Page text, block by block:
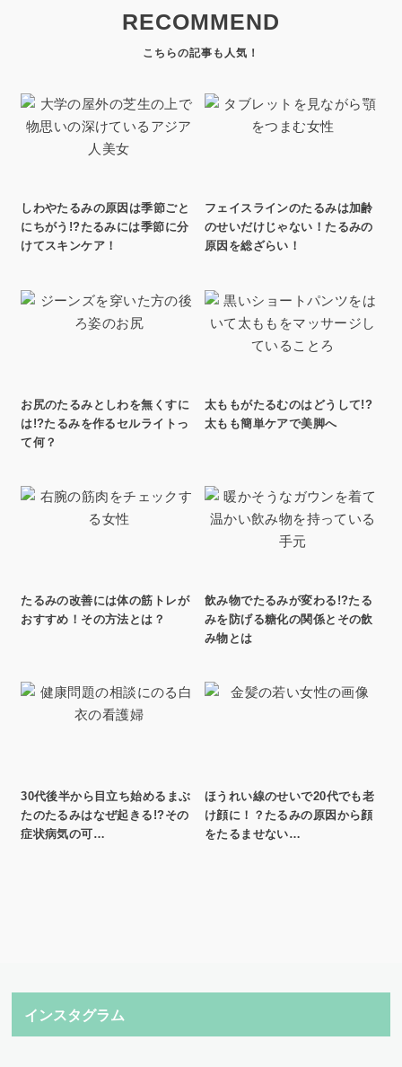
RECOMMEND
しわやたるみの原因は季節ごと
にちがう!?たるみには季節に分
けてスキンケア！
フェイスラインのたるみは加齢
のせいだけじゃない！たるみの
原因を総ざらい！
お尻のたるみとしわを無くすに
は!?たるみを作るセルライトっ
て何？
太ももがたるむのはどうして!?
太もも簡単ケアで美脚へ
たるみの改善には体の筋トレが
おすすめ！その方法とは？
飲み物でたるみが変わる!?たる
みを防げる糖化の関係とその飲
み物とは
30代後半から目立ち始めるまぶ
たのたるみはなぜ起きる!?その
症状病気の可…
ほうれい線のせいで20代でも老
け顔に！？たるみの原因から顔
をたるませない…
インスタグラム